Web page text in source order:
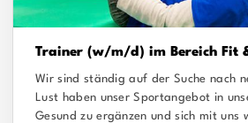
Trainer (w/m/d) im Bereich Fit
Wir sind ständig auf der Suche nach
Lust haben unser Sportangebot in
Gesund zu ergänzen und sich mit uns